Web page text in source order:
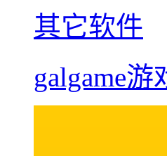
其它软件
galgame游